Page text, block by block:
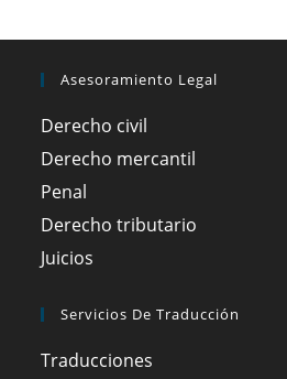
Asesoramiento Legal
Derecho civil
Derecho mercantil
Penal
Derecho tributario
Juicios
Servicios De Traducción
Traducciones